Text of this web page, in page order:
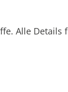
Alle Details